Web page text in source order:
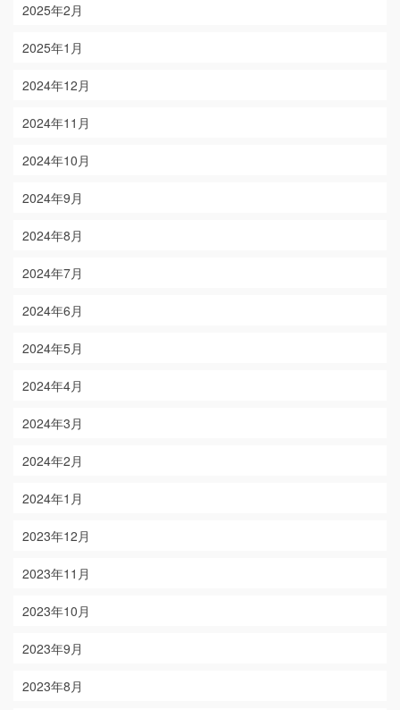
2025年2月
2025年1月
2024年12月
2024年11月
2024年10月
2024年9月
2024年8月
2024年7月
2024年6月
2024年5月
2024年4月
2024年3月
2024年2月
2024年1月
2023年12月
2023年11月
2023年10月
2023年9月
2023年8月